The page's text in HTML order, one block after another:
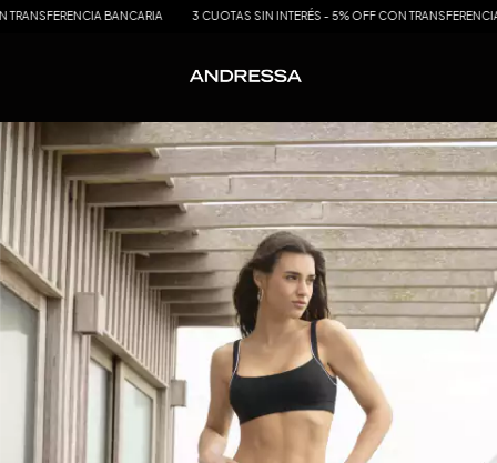
BANCARIA 3 CUOTAS SIN INTERÉS - 5% OFF CON TRANSFERENCIA BANCARIA